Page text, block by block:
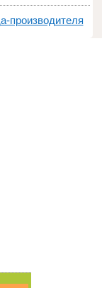
производителя